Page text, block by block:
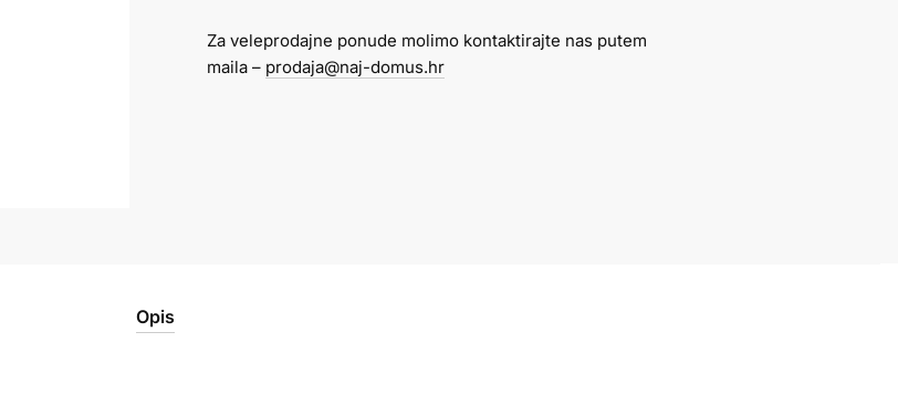
Optima
trokutasta
Za veleprodajne ponude molimo kontaktirajte nas putem
maila – prodaja@naj-domus.hr
Opis